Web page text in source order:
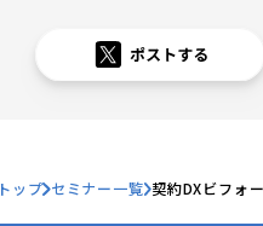
トップ セミナー一覧 契約DXビフォ